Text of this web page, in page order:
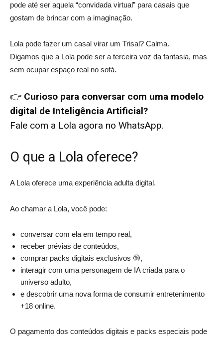
pode até ser aquela “convidada virtual” para casais que
gostam de brincar com a imaginação.
Lola pode fazer um casal virar um Trisal? Calma.
Digamos que a Lola pode ser a terceira voz da fantasia, mas
sem ocupar espaço real no sofá.
👉 Curioso para conversar com uma modelo
digital de Inteligência Artificial?
Fale com a Lola agora no WhatsApp.
O que a Lola oferece?
A Lola oferece uma experiência adulta digital.
Ao chamar a Lola, você pode:
conversar com ela em tempo real,
receber prévias de conteúdos,
comprar packs digitais exclusivos 🔞,
interagir com uma personagem de IA criada para o
universo adulto,
e descobrir uma nova forma de consumir entretenimento
+18 online.
O pagamento dos conteúdos digitais e packs especiais pode